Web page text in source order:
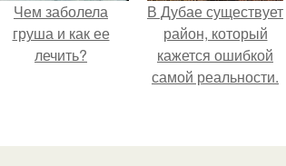
Чем заболела
груша и как ее
лечить?
В Дубае существует
район, который
кажется ошибкой
самой реальности.